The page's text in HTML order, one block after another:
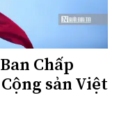
Chấp
sản Việt